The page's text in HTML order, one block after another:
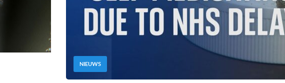
NIEUWS